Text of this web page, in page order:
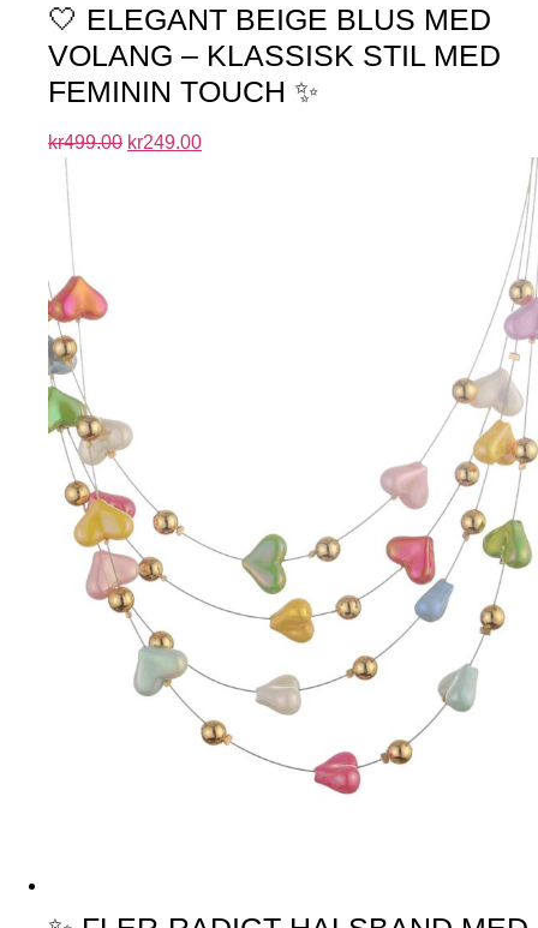
🤍 ELEGANT BEIGE BLUS MED
VOLANG – KLASSISK STIL MED
FEMININ TOUCH ✨
kr499.00 kr249.00